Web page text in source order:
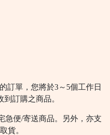
訂單，您將於3～5個工作日
訂購之商品。
急便/寄送商品。另外，亦支
貨。